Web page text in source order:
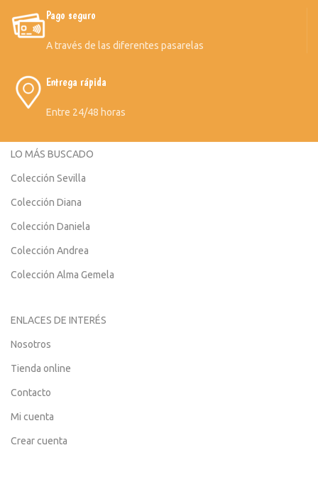
Pago seguro
A través de las diferentes pasarelas
Entrega rápida
Entre 24/48 horas
LO MÁS BUSCADO
Colección Sevilla
Colección Diana
Colección Daniela
Colección Andrea
Colección Alma Gemela
ENLACES DE INTERÉS
Nosotros
Tienda online
Contacto
Mi cuenta
Crear cuenta